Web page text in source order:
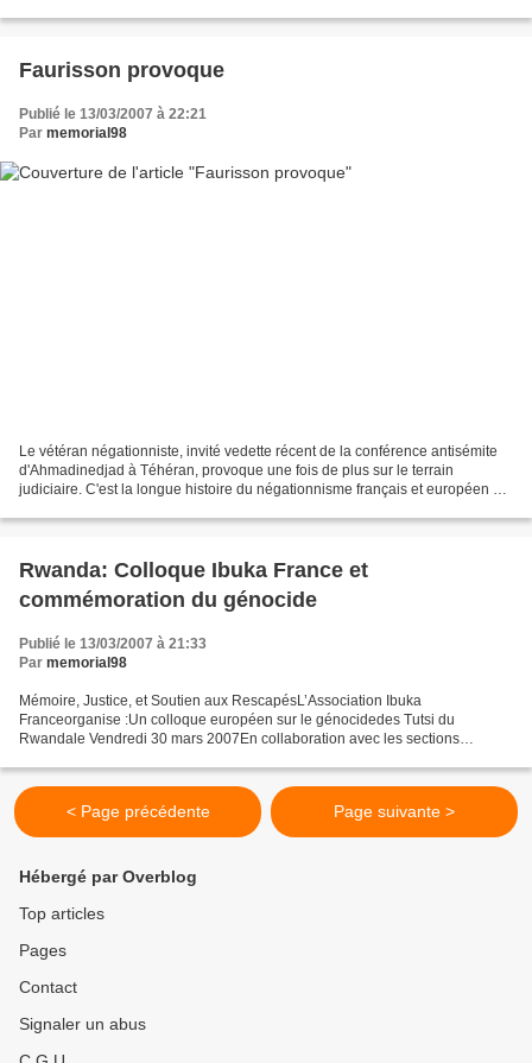
Faurisson provoque
Publié le 13/03/2007 à 22:21
Par memorial98
Le vétéran négationniste, invité vedette récent de la conférence antisémite
d'Ahmadinedjad à Téhéran, provoque une fois de plus sur le terrain
judiciaire. C'est la longue histoire du négationnisme français et européen qui
Rwanda: Colloque Ibuka France et
commémoration du génocide
Publié le 13/03/2007 à 21:33
Par memorial98
Mémoire, Justice, et Soutien aux RescapésL’Association Ibuka
Franceorganise :Un colloque européen sur le génocidedes Tutsi du
Rwandale Vendredi 30 mars 2007En collaboration avec les sections
< Page précédente Page suivante >
Hébergé par Overblog
Top articles
Pages
Contact
Signaler un abus